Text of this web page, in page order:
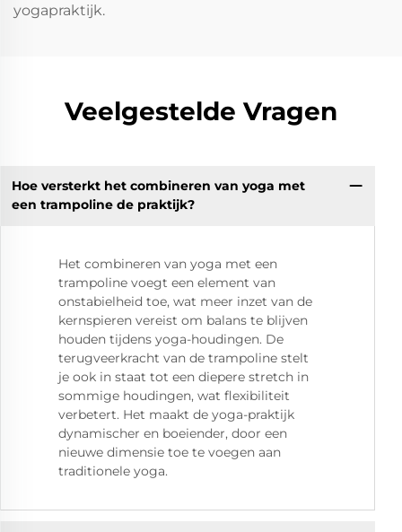
yogapraktijk.
Veelgestelde Vragen
Hoe versterkt het combineren van yoga met
een trampoline de praktijk?
Het combineren van yoga met een
trampoline voegt een element van
onstabielheid toe, wat meer inzet van de
kernspieren vereist om balans te blijven
houden tijdens yoga-houdingen. De
terugveerkracht van de trampoline stelt
je ook in staat tot een diepere stretch in
sommige houdingen, wat flexibiliteit
verbetert. Het maakt de yoga-praktijk
dynamischer en boeiender, door een
nieuwe dimensie toe te voegen aan
traditionele yoga.